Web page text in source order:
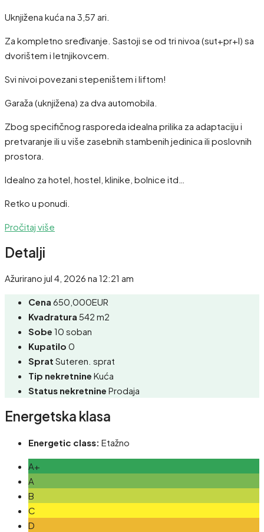
Uknjižena kuća na 3,57 ari.
Za kompletno sređivanje. Sastoji se od tri nivoa (sut+pr+I) sa
dvorištem i letnjikovcem.
Svi nivoi povezani stepeništem i liftom!
Garaža (uknjižena) za dva automobila.
Zbog specifičnog rasporeda idealna prilika za adaptaciju i
pretvaranje ili u više zasebnih stambenih jedinica ili poslovnih
prostora.
Idealno za hotel, hostel, klinike, bolnice itd…
Retko u ponudi.
Pročitaj više
Detalji
Ažurirano jul 4, 2026 na 12:21 am
Cena 650,000EUR
Kvadratura 542 m2
Sobe 10 soban
Kupatilo 0
Sprat Suteren. sprat
Tip nekretnine Kuća
Status nekretnine Prodaja
Energetska klasa
Energetic class: Etažno
A+
A
B
C
D